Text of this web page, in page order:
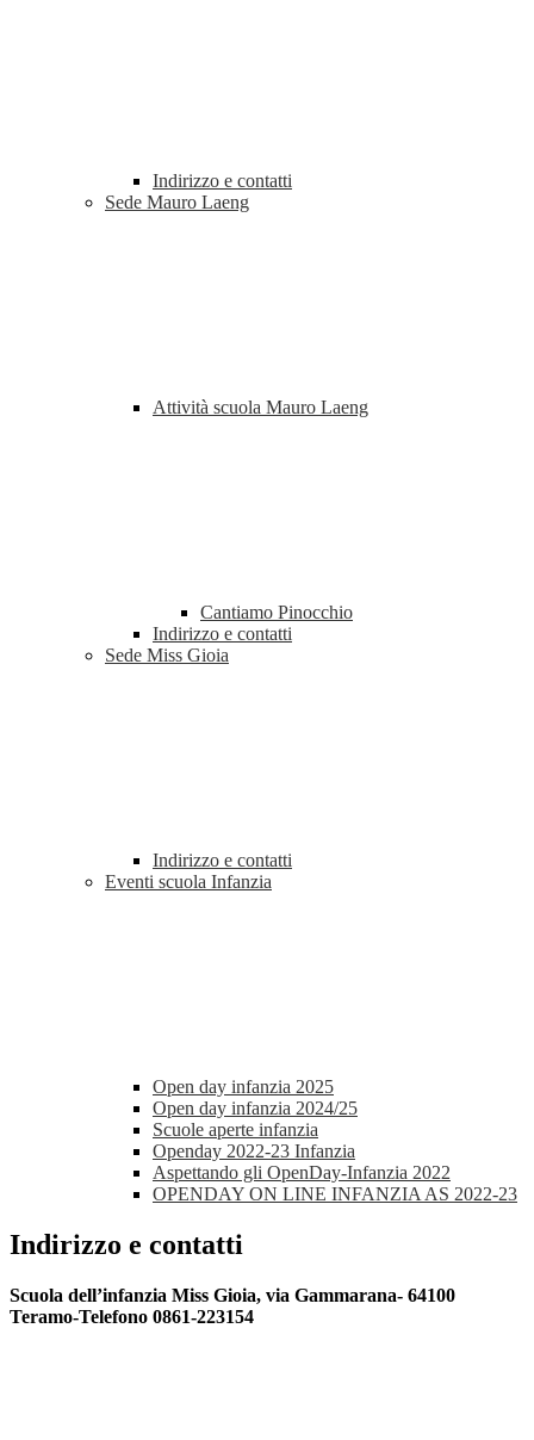
Indirizzo e contatti
Sede Mauro Laeng
Attività scuola Mauro Laeng
Cantiamo Pinocchio
Indirizzo e contatti
Sede Miss Gioia
Indirizzo e contatti
Eventi scuola Infanzia
Open day infanzia 2025
Open day infanzia 2024/25
Scuole aperte infanzia
Openday 2022-23 Infanzia
Aspettando gli OpenDay-Infanzia 2022
OPENDAY ON LINE INFANZIA AS 2022-23
Indirizzo e contatti
Scuola dell’infanzia Miss Gioia, via Gammarana- 64100
Teramo-Telefono 0861-223154